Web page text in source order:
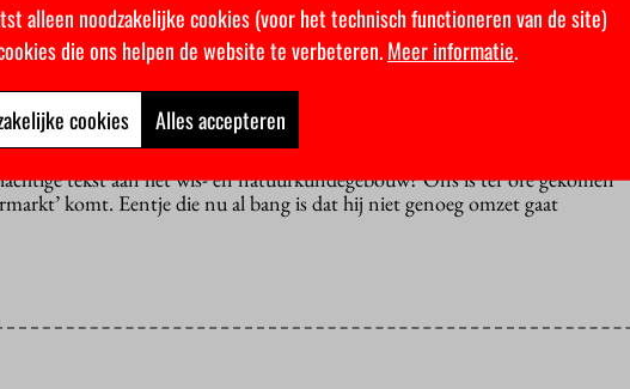
tekst aan het wis- en natuurkundegebouw? Ons is ter ore gekomen
komt. Eentje die nu al bang is dat hij niet genoeg omzet gaat
alleen noodzakelijke cookies (voor het technisch functioneren van de site)
die ons helpen de website te verbeteren.Meer informatie.
cookies Alles accepteren